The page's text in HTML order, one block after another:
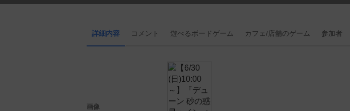
詳細内容 コメント 遊べるボードゲーム カフェ/店舗のゲーム 参加者
画像